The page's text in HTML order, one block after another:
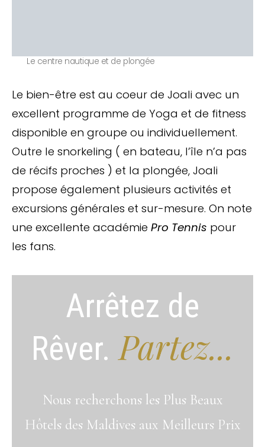
Le centre nautique et de plongée
Le bien-être est au coeur de Joali avec un
excellent programme de Yoga et de fitness
disponible en groupe ou individuellement.
Outre le snorkeling ( en bateau, l’île n’a pas
de récifs proches ) et la plongée, Joali
propose également plusieurs activités et
excursions générales et sur-mesure. On note
une excellente académie Pro Tennis pour
les fans.
Arrêtez de
Rêver. Partez...
Nous recherchons les Plus Beaux
Hôtels des Maldives aux Meilleurs Prix